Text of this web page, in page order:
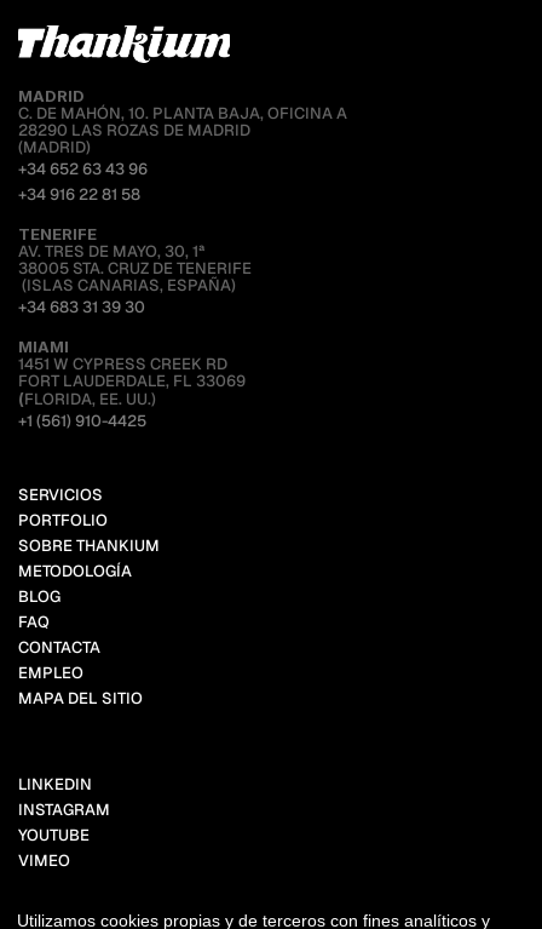
MADRID
C. DE MAHÓN, 10. PLANTA BAJA, OFICINA A
28290 LAS ROZAS DE MADRID
(MADRID)
+34 652 63 43 96
+34 916 22 81 58
TENERIFE
AV. TRES DE MAYO, 30, 1ª
38005 STA. CRUZ DE TENERIFE
(ISLAS CANARIAS, ESPAÑA)
+34 683 31 39 30
MIAMI
1451 W CYPRESS CREEK RD
FORT LAUDERDALE, FL 33069
(FLORIDA, EE. UU.)
+1 (561) 910-4425
SERVICIOS
PORTFOLIO
SOBRE THANKIUM
METODOLOGÍA
BLOG
FAQ
CONTACTA
EMPLEO
MAPA DEL SITIO
LINKEDIN
INSTAGRAM
YOUTUBE
VIMEO
BEHANCE
Utilizamos cookies propias y de terceros con fines analíticos y